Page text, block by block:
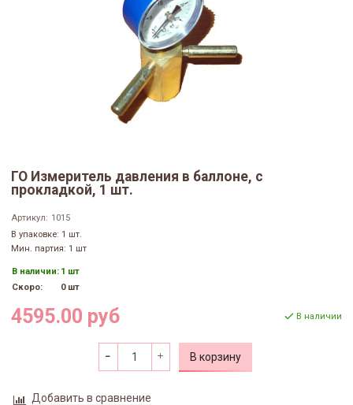
ГО Измеритель давления в баллоне, с
прокладкой, 1 шт.
Артикул: 1015
В упаковке: 1 шт.
Мин. партия: 1 шт
В наличии: 1 шт
Скоро:
0 шт
4595.00 руб В наличии
В корзину
Добавить в сравнение